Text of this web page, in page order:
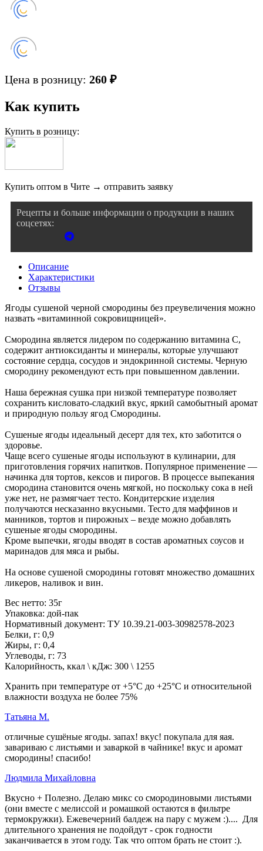
Цена в розницу: 260 ₽
Как купить
Купить в розницу:
Купить оптом в Чите → отправить заявку
Рецепты и больше информации о продукции в наших
соцсетях:
Описание
Характеристики
Отзывы
Ягоды сушеной черной смородины без преувеличения можно
назвать «витаминной сокровищницей».
Смородина является лидером по содержанию витамина C,
содержит антиоксиданты и минералы, которые улучшают
состояние сердца, сосудов и эндокринной системы. Черную
смородину рекомендуют есть при повышенном давлении.
Наша бережная сушка при низкой температуре позволяет
сохранить кисловато-сладкий вкус, яркий самобытный аромат
и природную пользу ягод Смородины.
Сушеные ягоды идеальный десерт для тех, кто заботится о
здоровье.
Чаще всего сушеные ягоды используют в кулинарии, для
приготовления горячих напитков. Популярное применение —
начинка для тортов, кексов и пирогов. В процессе выпекания
смородина становится очень мягкой, но поскольку сока в ней
уже нет, не размягчает тесто. Кондитерские изделия
получаются несказанно вкусными. Тесто для маффинов и
манников, тортов и пирожных – везде можно добавлять
сушеные ягоды смородины.
Кроме выпечки, ягоды вводят в состав ароматных соусов и
маринадов для мяса и рыбы.
На основе сушеной смородины готовят множество домашних
ликеров, наливок и вин.
Вес нетто: 35г
Упаковка: дой-пак
Нормативный документ: ТУ 10.39.21-003-30982578-2023
Белки, г: 0,9
Жиры, г: 0,4
Углеводы, г: 73
Калорийность, ккал \ кДж: 300 \ 1255
Хранить при температуре от +5°С до +25°С и относительной
влажности воздуха не более 75%
Татьяна М.
отличные сушёные ягоды. запах! вкус! покупала для яая.
завариваю с листьями и заваркой в чайнике! вкус и аромат
смородины! спасибо!
Людмила Михайловна
Вкусно + Полезно. Делаю микс со смородиновыми листьями
(они вместе с мелиссой и ромашкой остаются в фильтре
термокружки). Ежевечерний балдеж на пару с мужем :).... Для
длительного хранения не подойдут - срок годности
заканчивается в этом году. Так что оптом брать не стоит :).